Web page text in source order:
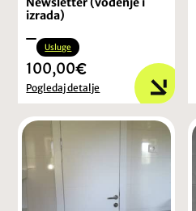
izrada)
Usluge
100,00
Pogledaj detalje